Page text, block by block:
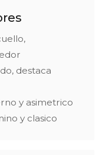
destaca
y asimetrico
y clasico